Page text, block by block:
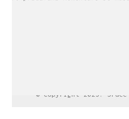
© Copyright 2025.